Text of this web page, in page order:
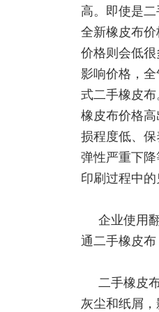
高。即使是
全新橡皮布
价格则会低
影响价格，
式二手橡皮
橡皮布价格
损程度低、保
弹性严重下
印刷过程中
企业使用
通二手橡皮布
二手橡皮
灰尘和纸屑